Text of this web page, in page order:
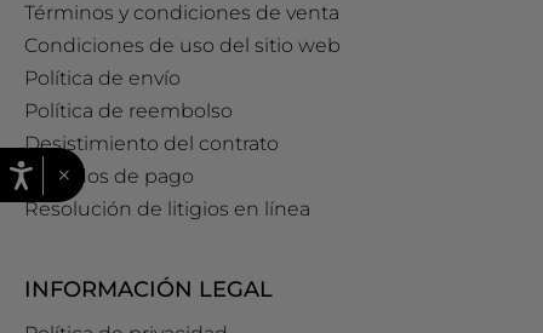
Términos y condiciones de venta
Condiciones de uso del sitio web
Política de envío
Política de reembolso
Desistimiento del contrato
Métodos de pago
Resolución de litigios en línea
INFORMACIÓN LEGAL
×